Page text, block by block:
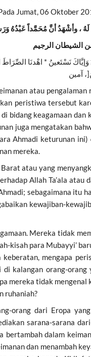
Jumat, 06 Oktober
وَإيَّاكَ نَسْتَعينُ * اهْدنَا
[
atau
peristiwa tersebut
bidang keagamaan
juga mengatakan
Ahmadi keturunan
mereka.
atau yang
Allah Ta’ala atau
sebagaimana itu
kewajiban-
Mereka tidak
kisah para Mubayyi’
mengapa
kalangan orang-
mereka tidak
ruhaniah?
orang dari Eropa
sarana-sarana
dalam
dan menambah